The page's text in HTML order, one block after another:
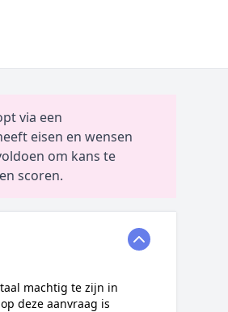
via een
eisen en wensen
om kans te
scoren.
machtig te zijn in
deze aanvraag is